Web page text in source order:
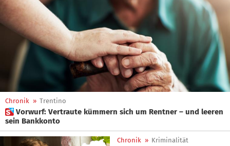
Chronik » Trentino
 Vorwurf: Vertraute kümmern sich um Rentner – und leeren
sein Bankkonto
Chronik » Kriminalität